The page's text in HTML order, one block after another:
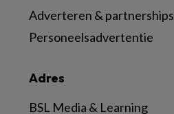
Adres
BSL Media & Learning
Adverteren & partnerships
Personeelsadvertentie